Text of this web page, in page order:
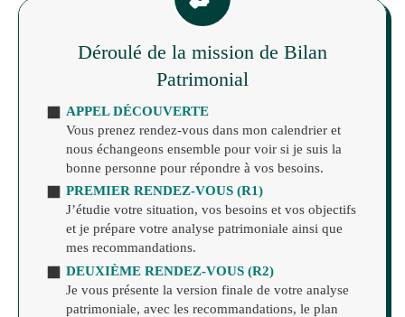
Déroulé de la mission de Bilan
Patrimonial
APPEL DÉCOUVERTE
Vous prenez rendez-vous dans mon calendrier et
nous échangeons ensemble pour voir si je suis la
bonne personne pour répondre à vos besoins.
PREMIER RENDEZ-VOUS (R1)
J’étudie votre situation, vos besoins et vos objectifs
et je prépare votre analyse patrimoniale ainsi que
mes recommandations.
DEUXIÈME RENDEZ-VOUS (R2)
Je vous présente la version finale de votre analyse
patrimoniale, avec les recommandations, le plan